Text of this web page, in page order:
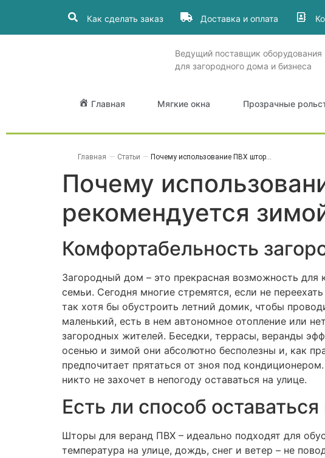
Как сделать заказ Доставка и оплата
Ведущий поставщик оборудования
для загородного дома и бизнеса
Главная Мягкие окна Прозрачные
Главная — Статьи — Почему использование ПВХ штор...
Почему
рекомендуется
Комфортабельность
Загородный дом – это прекрасная возможность
семьи. Сегодня многие стремятся, если не
так хотя бы обустроить летний домик, чтобы
маленький, есть в нем автономное отопление или
загородных жителей. Беседки, террасы, веранды
осенью и зимой они абсолютно бесполезны и, как
предпочитает прятаться от зноя под
никто не захочет в непогоду оставаться на улице.
Есть ли способ
Шторы для веранд ПВХ – идеально подходят для
температура на улице, дождь, снег и ветер – не